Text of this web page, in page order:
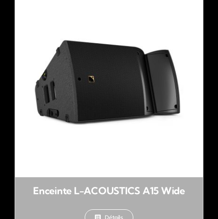
Enceinte L-ACOUSTICS A15 Wide
Détails